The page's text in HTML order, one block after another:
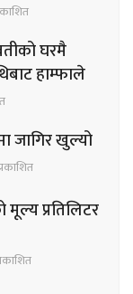
घरमै
हाम्फाले
जागिर खुल्यो
मूल्य प्रतिलिटर